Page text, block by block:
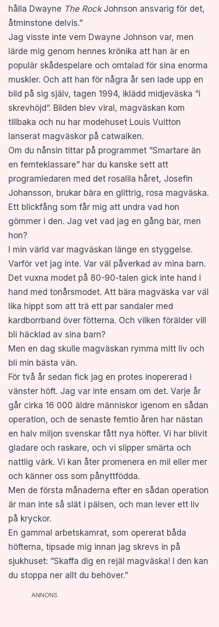
hålla Dwayne The RockJohnson ansvarig för det,
åtminstone delvis.”
Jag visste inte vem Dwayne Johnson var, men
lärde mig genom hennes krönika att han är en
populär skådespelare och omtalad för sina enorma
muskler. Och att han för några år sen lade upp en
bild på sig själv, tagen 1994, iklädd midjeväska ”i
skrevhöjd”. Bilden blev viral, magväskan kom
tillbaka och nu har modehuset Louis Vuitton
lanserat magväskor på catwalken.
Om du nånsin tittar på programmet ”Smartare än
en femteklassare” har du kanske sett att
programledaren med det rosalila håret, Josefin
Johansson, brukar bära en glittrig, rosa magväska.
Ett blickfång som får mig att undra vad hon
gömmer i den. Jag vet vad jag en gång bar, men
hon?
I min värld var magväskan länge en styggelse.
Varför vet jag inte. Var väl påverkad av mina barn.
Det vuxna modet på 80-90-talen gick inte hand i
hand med tonårsmodet. Att bära magväska var väl
lika hippt som att trä ett par sandaler med
kardborrband över fötterna. Och vilken förälder vill
bli häcklad av sina barn?
Men en dag skulle magväskan rymma mitt liv och
bli min bästa vän.
För två år sedan fick jag en protes inopererad i
vänster höft. Jag var inte ensam om det. Varje år
går cirka 16 000 äldre människor igenom en sådan
operation, och de senaste femtio åren har nästan
en halv miljon svenskar fått nya höfter. Vi har blivit
gladare och raskare, och vi slipper smärta och
nattlig värk. Vi kan åter promenera en mil eller mer
och känner oss som pånyttfödda.
Men de första månaderna efter en sådan operation
är man inte så slät i pälsen, och man lever ett liv
på kryckor.
En gammal arbetskamrat, som opererat båda
höfterna, tipsade mig innan jag skrevs in på
sjukhuset: ”Skaffa dig en rejäl magväska! I den kan
du stoppa ner allt du behöver.”
ANNONS